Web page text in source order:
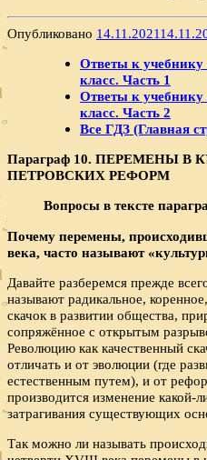
Опубликовано 14.11.2021
Ответы к учебнику
класс. Часть 1
Ответы к учебнику
класс. Часть 2
Все ГДЗ (Главная
Параграф 10. ПЕРЕМЕНЫ В
ПЕТРОВСКИХ РЕФОРМ
Вопросы в тексте
Почему перемены,
века, часто называют
Давайте разберемся прежде
называют радикальное,
скачок в развитии общества,
сопряжённое с открытым
Революцию как качественный
отличать и от эволюции (где
естественным путем), и от
производится изменение какой-
затрагивания существующих
Так можно ли называть